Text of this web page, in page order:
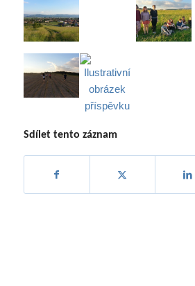
Sdílet tento záznam